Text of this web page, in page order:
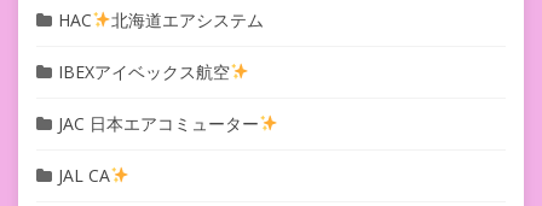
HAC 北海道エアシステム
IBEXアイベックス航空
JAC 日本エアコミューター
JAL CA